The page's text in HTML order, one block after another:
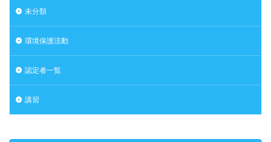
未分類
環境保護活動
認定者一覧
講習